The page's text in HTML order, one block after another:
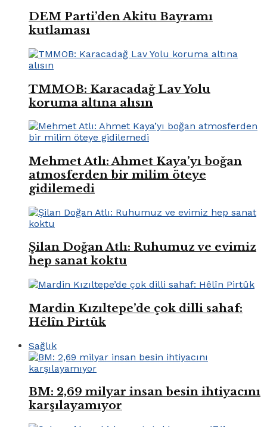
DEM Parti’den Akitu Bayramı
kutlaması
TMMOB: Karacadağ Lav Yolu
koruma altına alısın
Mehmet Atlı: Ahmet Kaya’yı boğan
atmosferden bir milim öteye
gidilemedi
Şilan Doğan Atlı: Ruhumuz ve evimiz
hep sanat koktu
Mardin Kızıltepe’de çok dilli sahaf:
Hêlîn Pirtûk
Sağlık
BM: 2,69 milyar insan besin ihtiyacını
karşılayamıyor